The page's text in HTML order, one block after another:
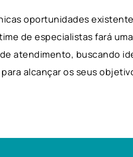
oportunidades
de especialistas fará
atendimento, buscando
alcançar os seus